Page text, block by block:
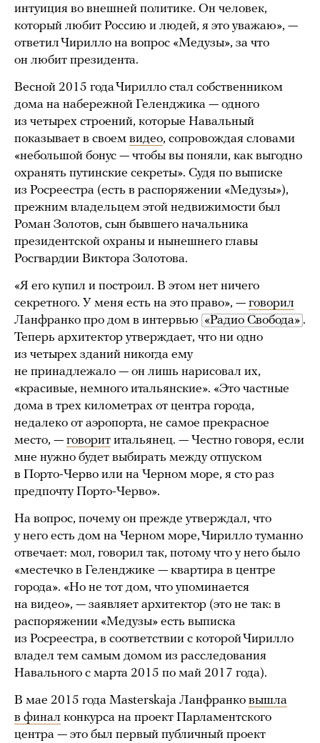
интуиция во внешней политике. Он человек,
который любит Россию и людей, я это уважаю», —
ответил Чирилло на вопрос «Медузы», за что
он любит президента.
Весной 2015 года Чирилло стал собственником
дома на набережной Геленджика — одного
из четырех строений, которые Навальный
показывает в своем видео, сопровождая словами
«небольшой бонус — чтобы вы поняли, как выгодно
охранять путинские секреты». Судя по выписке
из Росреестра (есть в распоряжении «Медузы»),
прежним владельцем этой недвижимости был
Роман Золотов, сын бывшего начальника
президентской охраны и нынешнего главы
Росгвардии Виктора Золотова.
«Я его купил и построил. В этом нет ничего
секретного. У меня есть на это право», — говорил
Ланфранко про дом в интервью «Радио Свобода» .
Теперь архитектор утверждает, что ни одно
из четырех зданий никогда ему
не принадлежало — он лишь нарисовал их,
«красивые, немного итальянские». «Это частные
дома в трех километрах от центра города,
недалеко от аэропорта, не самое прекрасное
место, — говорит итальянец. — Честно говоря, если
мне нужно будет выбирать между отпуском
в Порто-Черво или на Черном море, я сто раз
предпочту Порто-Черво».
На вопрос, почему он прежде утверждал, что
у него есть дом на Черном море, Чирилло туманно
отвечает: мол, говорил так, потому что у него было
«местечко в Геленджике — квартира в центре
города». «Но не тот дом, что упоминается
на видео», — заявляет архитектор (это не так: в
распоряжении «Медузы» есть выписка
из Росреестра, в соответствии с которой Чирилло
владел тем самым домом из расследования
Навального с марта 2015 по май 2017 года).
В мае 2015 года Masterskaja Ланфранко вышла
в финал конкурса на проект Парламентского
центра — это был первый публичный проект